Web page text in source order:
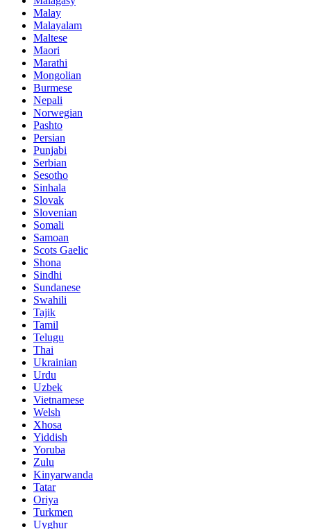
Malay
Malayalam
Maltese
Maori
Marathi
Mongolian
Burmese
Nepali
Norwegian
Pashto
Persian
Punjabi
Serbian
Sesotho
Sinhala
Slovak
Slovenian
Somali
Samoan
Scots Gaelic
Shona
Sindhi
Sundanese
Swahili
Tajik
Tamil
Telugu
Thai
Ukrainian
Urdu
Uzbek
Vietnamese
Welsh
Xhosa
Yiddish
Yoruba
Zulu
Kinyarwanda
Tatar
Oriya
Turkmen
Uyghur